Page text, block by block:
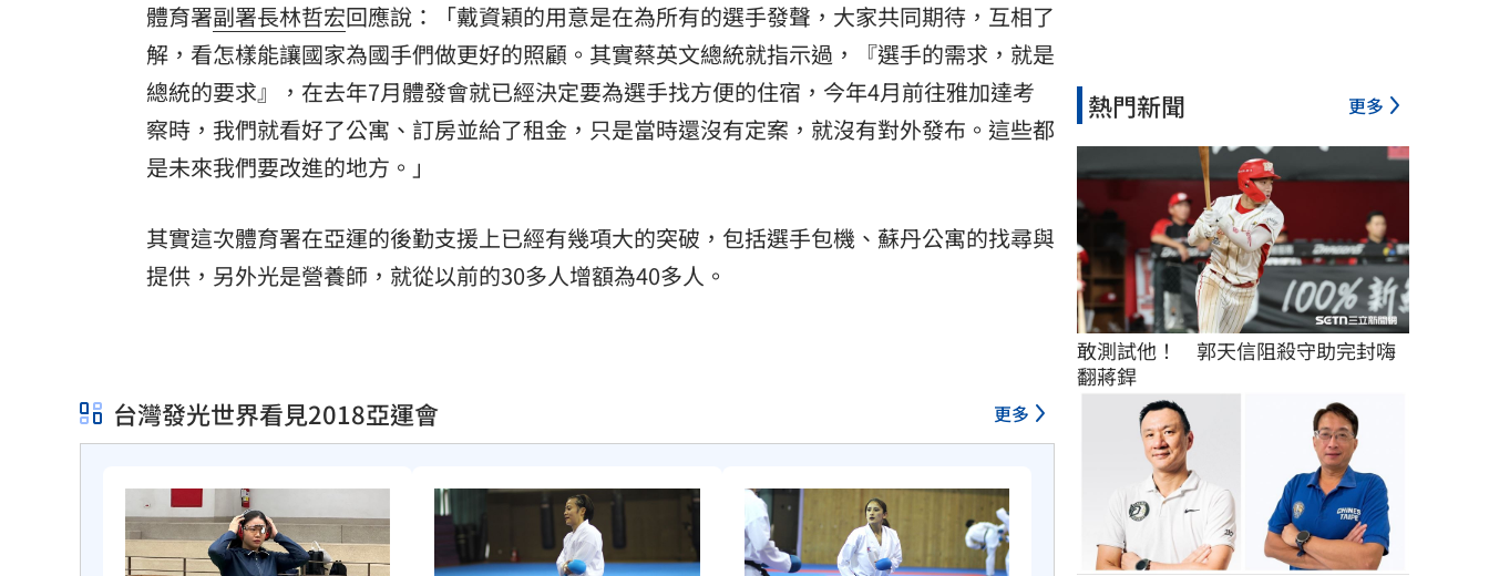
體育署副署長林哲宏回應說：「戴資穎的用意是在為所有的選手發聲，大家共同期待，互相了
解，看怎樣能讓國家為國手們做更好的照顧。其實蔡英文總統就指示過，『選手的需求，就是
總統的要求』，在去年7月體發會就已經決定要為選手找方便的住宿，今年4月前往雅加達考
察時，我們就看好了公寓、訂房並給了租金，只是當時還沒有定案，就沒有對外發布。這些都
是未來我們要改進的地方。」
其實這次體育署在亞運的後勤支援上已經有幾項大的突破，包括選手包機、蘇丹公寓的找尋與
提供，另外光是營養師，就從以前的30多人增額為40多人。
台灣發光世界看見2018亞運會 更多
熱門新聞 更多
敢測試他！　郭天信阻殺守助完封嗨
翻蔣銲